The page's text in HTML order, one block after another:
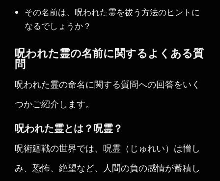
その名前は、呪われた霊を祓う方法のヒントに
なるでしょうか？
呪われた霊の名前に関するよくある質
問
呪われた霊の命名に関する質問への回答をいく
つかご紹介します。
呪われた霊とは？呪霊？
呪術廻戦の世界では、呪霊（じゅれい）は憎し
み、恐怖、絶望など、人間の負の感情が蓄積し